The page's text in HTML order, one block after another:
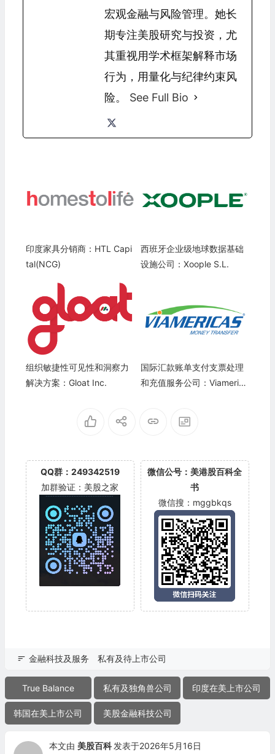
宏观金融与风险管理。她长
期专注美股研究与投资，尤
其重视用学术框架解释市场
行为，用量化与纪律约束风
险。 See Full Bio
印度家具分销商：HTL Capi
tal(NCG)
西班牙企业级地球数据基础
设施公司：Xoople S.L.
组织敏捷性可见性和洞察力
解决方案：Gloat Inc.
国际汇款账单支付支票处理
和充值服务公司：Viamerica
QQ群：249342519
加群验证：美股之家
微信公号：美港股百科全
书
微信搜：mggbkqs
金融科技及服务 私有及待上市公司
True Balance 私有及独角兽公司 印度在美上市公司
韩国在美上市公司 美股金融科技公司
本文由 美股百科 发表于2026年5月16日